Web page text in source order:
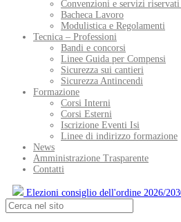
Convenzioni e servizi
Bacheca Lavoro
Modulistica e Regolamenti
Tecnica – Professioni
Bandi e concorsi
Linee Guida per Compensi
Sicurezza sui cantieri
Sicurezza Antincendi
Formazione
Corsi Interni
Corsi Esterni
Iscrizione Eventi Isi
Linee di indirizzo formazione
News
Amministrazione Trasparente
Contatti
Elezioni consiglio dell'ordine 2026/